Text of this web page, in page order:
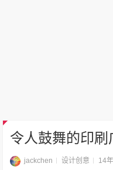
令人鼓舞的印刷
jackchen 设计创意
14